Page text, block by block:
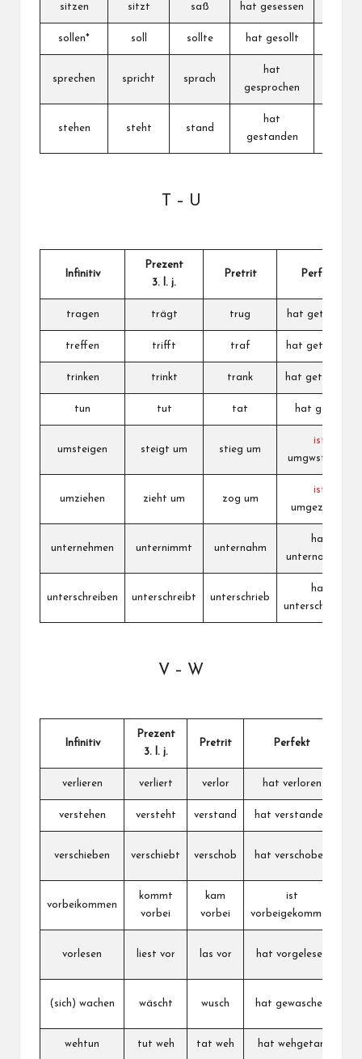
sitzen sitzt saß hat gesessen
sollen* soll sollte hat gesollt
sprechen spricht sprach
hat
gesprochen
stehen steht stand
hat
gestanden
T – U
Infinitiv
Prezent
3. l. j.
Pretrit Perfekt
tragen trägt trug hat getragen
treffen trifft traf hat getroffen
trinken trinkt trank hat getrunken
tun tut tat hat getan
umsteigen steigt um stieg um
ist
umgwstiegen
umziehen zieht um zog um
ist
umgezogen
unternehmen unternimmt unternahm
hat
unternommen
unterschreiben unterschreibt unterschrieb
hat
unterschrieben
V – W
Infinitiv
Prezent
3. l. j.
Pretrit Perfekt
verlieren verliert verlor hat verloren
verstehen versteht verstand hat verstanden
verschieben verschiebt verschob hat verschoben
vorbeikommen
kommt
vorbei
kam
vorbei
ist
vorbeigekommen
vorlesen liest vor las vor hat vorgelesen
(sich) wachen wäscht wusch hat gewaschen
wehtun tut weh tat weh hat wehgetan